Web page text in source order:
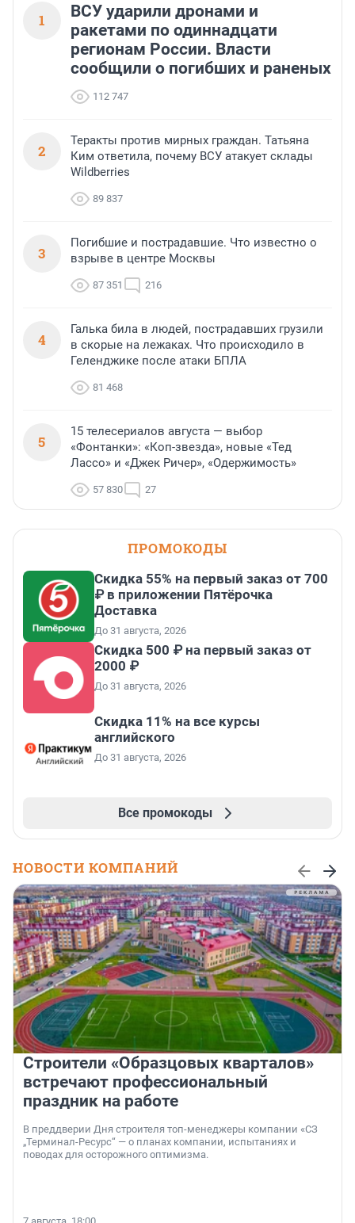
1
ВСУ ударили дронами и
ракетами по одиннадцати
регионам России. Власти
сообщили о погибших и раненых
112 747
2
Теракты против мирных граждан. Татьяна
Ким ответила, почему ВСУ атакует склады
Wildberries
89 837
3
Погибшие и пострадавшие. Что известно о
взрыве в центре Москвы
87 351 216
4
Галька била в людей, пострадавших грузили
в скорые на лежаках. Что происходило в
Геленджике после атаки БПЛА
81 468
5
15 телесериалов августа — выбор
«Фонтанки»: «Коп-звезда», новые «Тед
Лассо» и «Джек Ричер», «Одержимость»
57 830 27
ПРОМОКОДЫ
Скидка 55% на первый заказ от 700
₽ в приложении Пятёрочка
Доставка
До 31 августа, 2026
Скидка 500 ₽ на первый заказ от
2000 ₽
До 31 августа, 2026
Скидка 11% на все курсы
английского
До 31 августа, 2026
Все промокоды
НОВОСТИ КОМПАНИЙ
Строители «Образцовых кварталов»
встречают профессиональный
праздник на работе
В преддверии Дня строителя топ-менеджеры компании «СЗ
„Терминал-Ресурс“ — о планах компании, испытаниях и
поводах для осторожного оптимизма.